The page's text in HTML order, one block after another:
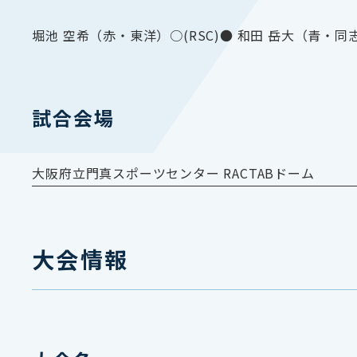
堀池 空希（赤・東洋）○(RSC)● 和田 岳大（青・同
試合会場
大阪府立門真スポーツセンター RACTABドーム
大会情報